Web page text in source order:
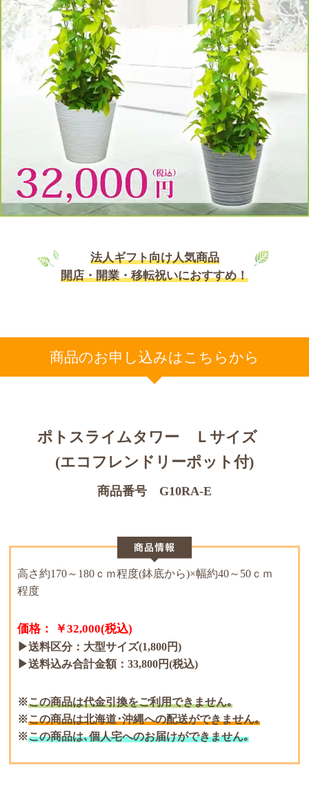
法人ギフト向け人気商品
開店・開業・移転祝いにおすすめ！
商品のお申し込みはこちらから
ポトスライムタワー Ｌサイズ
(エコフレンドリーポット付)
商品番号 G10RA-E
高さ約170～180ｃｍ程度(鉢底から)×幅約40～50ｃｍ
程度
価格： ￥32,000(税込)
▶送料区分：大型サイズ(1,800円)
▶送料込み合計金額：33,800円(税込)
この商品は代金引換をご利用できません｡
この商品は北海道･沖縄への配送ができません｡
この商品は､個人宅へのお届けができません｡